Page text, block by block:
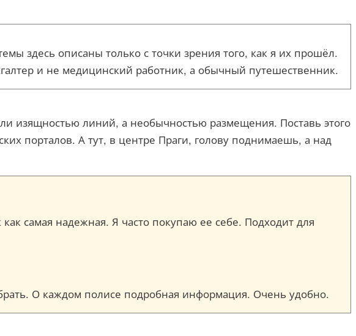
здесь описаны только с точки зрения того, как я их прошёл.
и не медицинский работник, а обычный путешественник.
изящностью линий, а необычностью размещения. Поставь этого
порталов. А тут, в центре Праги, голову поднимаешь, а над
самая надежная. Я часто покупаю ее себе. Подходит для
О каждом полисе подробная информация. Очень удобно.